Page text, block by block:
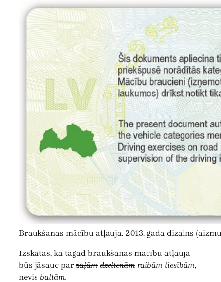
Braukšanas mācību atļauja. 2013. gada dizains
Izskatās, ka tagad braukšanas mācību atļauja
būs jāsauc par zaļām dzeltenām raibām tiesībām,
nevis baltām.